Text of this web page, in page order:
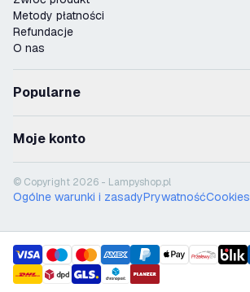
Metody płatności
Refundacje
O nas
Popularne
Moje konto
© Copyright 2026 - Lampyshop.pl
Ogólne warunki i zasadyPrywatnośćCookies
payment methods
shipment methods